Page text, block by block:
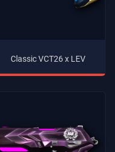
Classic VCT26 x LEV